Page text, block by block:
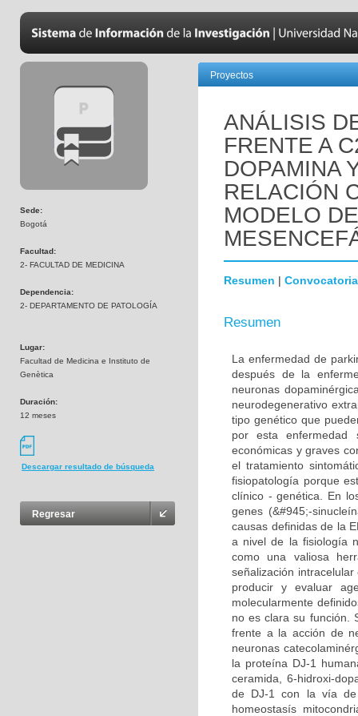
Sede:
Bogotá
Facultad:
2- FACULTAD DE MEDICINA
Dependencia:
2- DEPARTAMENTO DE PATOLOGÍA
Lugar:
Facultad de Medicina e Instituto de
Genètica
Duración:
12 meses
Descargar resultado de búsqueda
Regresar
Proyectos
ANÁLISIS
FRENTE A
DOPAMINA
RELACIÓN
MODELO
Resumen | Convocatoria
Resumen
La enfermedad de
después de la
neuronas
neurodegenerativo
tipo genético que
por esta enfermedad
económicas y graves
el tratamiento
fisiopatología porque
clínico - genética. En
genes (&#945;-
causas definidas de la
a nivel de la fisiología
como una valiosa
señalización
producir y evaluar
molecularmente
no es clara su función.
frente a la acción de
neuronas
la proteína DJ-1
ceramida, 6-hidroxi-
de DJ-1 con la vía de
homeostasís